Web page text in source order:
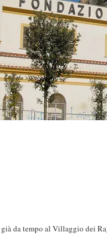
da tempo al Villaggio dei